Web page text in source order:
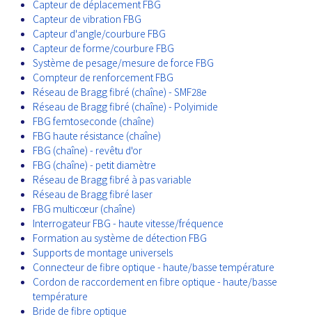
Capteur de déplacement FBG
Capteur de vibration FBG
Capteur d'angle/courbure FBG
Capteur de forme/courbure FBG
Système de pesage/mesure de force FBG
Compteur de renforcement FBG
Réseau de Bragg fibré (chaîne) - SMF28e
Réseau de Bragg fibré (chaîne) - Polyimide
FBG femtoseconde (chaîne)
FBG haute résistance (chaîne)
FBG (chaîne) - revêtu d'or
FBG (chaîne) - petit diamètre
Réseau de Bragg fibré à pas variable
Réseau de Bragg fibré laser
FBG multicœur (chaîne)
Interrogateur FBG - haute vitesse/fréquence
Formation au système de détection FBG
Supports de montage universels
Connecteur de fibre optique - haute/basse température
Cordon de raccordement en fibre optique - haute/basse
température
Bride de fibre optique